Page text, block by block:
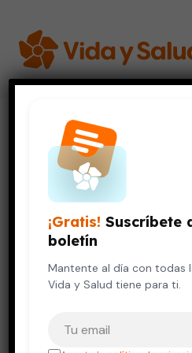
Videos de Salud
SALUD DE LA MUJER
5 tips para aliviar
10 de junio, 2020
¡Gratis! Suscríbete
boletín
Mantente al día con todas
Vida y Salud tiene para ti.